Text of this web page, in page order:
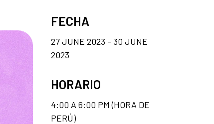
FECHA
27 JUNE 2023 - 30 JUNE
2023
HORARIO
4:00 A 6:00 PM (HORA DE
PERÚ)